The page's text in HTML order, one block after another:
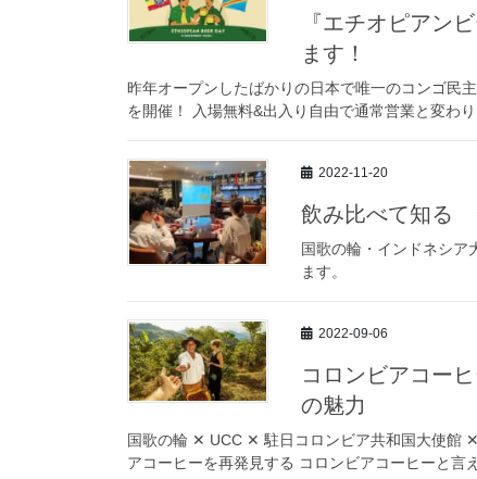
『エチオピアン
ます！
昨年オープンしたばかりの日本で唯一のコンゴ民
を開催！ 入場無料&出入り自由で通常営業と変わ
2022-11-20
飲み比べて知る
国歌の輪・インドネシア
ます。
2022-09-06
コロンビアコー
の魅力
国歌の輪 ✕ UCC ✕ 駐日コロンビア共和国大使館
アコーヒーを再発見する コロンビアコーヒーと